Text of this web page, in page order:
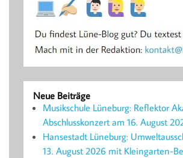
Neue Beiträge
Musikschule Lüneburg: Reflektor
Abschlusskonzert am 16. August
Hansestadt Lüneburg:
13. August 2026 mit Kleingarten-